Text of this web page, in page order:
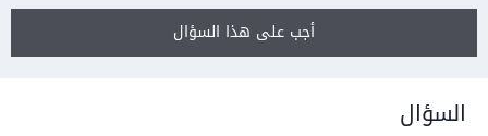
أجب على هذا السؤال
السؤال